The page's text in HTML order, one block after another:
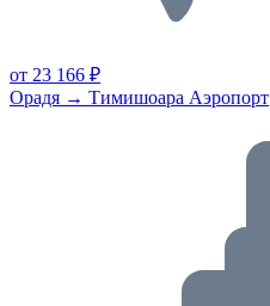
от 23 166 ₽
Орадя → Тимишоара Аэропорт